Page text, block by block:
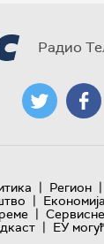
Радио
| Регион |
| Економија
|
| ЕУ